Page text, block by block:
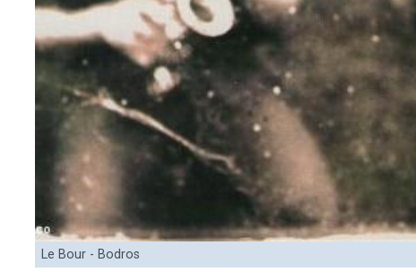
Le Bour - Bodros